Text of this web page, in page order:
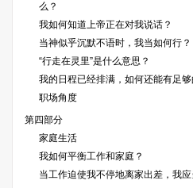
么？
我如何知道上帝正在对我说话？
当神似乎沉默不语时，我当如何行？
“行走在灵里”是什么意思？
我的日程已经排满，如何还能有足
职场角度
第四部分
家庭生活
我如何平衡工作和家庭？
当工作迫使我不停地离家出差，我